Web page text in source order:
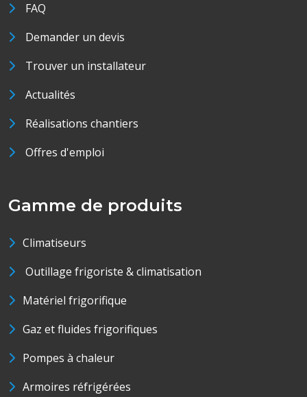
FAQ
Demander un devis
Trouver un installateur
Actualités
Réalisations chantiers
Offres d'emploi
Gamme de produits
Climatiseurs
Outillage frigoriste & climatisation
Matériel frigorifique
Gaz et fluides frigorifiques
Pompes à chaleur
Armoires réfrigérées